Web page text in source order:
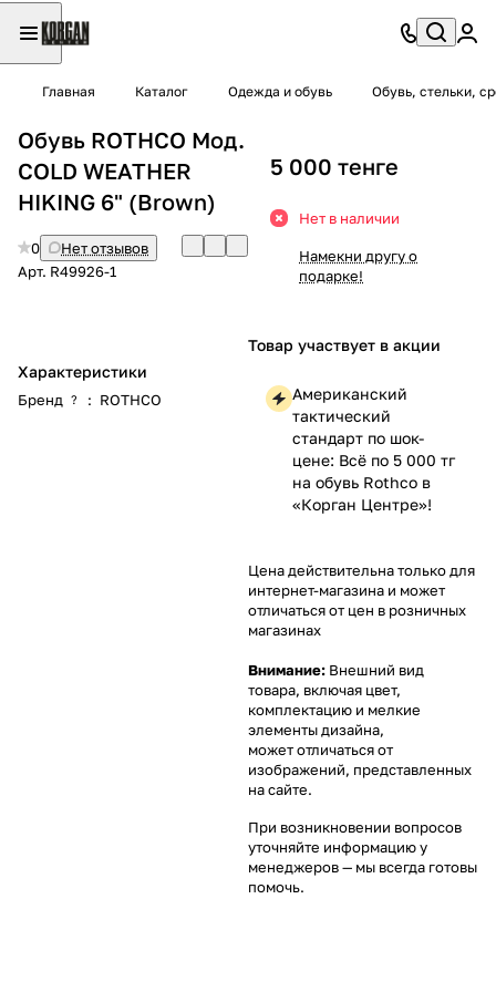
Главная Каталог Одежда и обувь Обувь, стельки,
Обувь ROTHCO Мод.
COLD WEATHER
HIKING 6" (Brown)
0
Нет отзывов
Арт. R49926-1
Характеристики
Бренд ? : ROTHCO
5 000 тенге
Нет в наличии
Намекни другу о
подарке!
Товар участвует в акции
Американский
тактический
стандарт по шок-
цене: Всё по 5 000 тг
на обувь Rothco в
«Корган Центре»!
Цена действительна только для
интернет-магазина и может
отличаться от цен в розничных
магазинах
Внимание: Внешний вид
товара, включая цвет,
комплектацию и мелкие
элементы дизайна,
может отличаться от
изображений, представленных
на сайте.
При возникновении вопросов
уточняйте информацию у
менеджеров— мы всегда готовы
помочь.